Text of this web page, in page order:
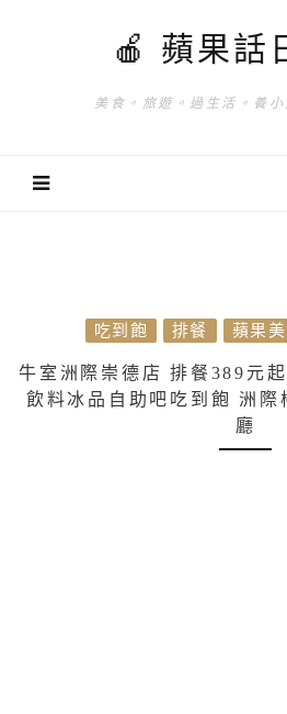
🍎 蘋果話
美食。旅遊。過生活。養
吃到飽 排餐 蘋果
牛室洲際崇德店 排餐389元
飲料冰品自助吧吃到飽 洲際
廳